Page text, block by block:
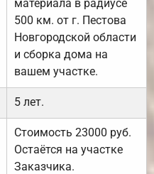
материала в радиусе
500 км. от г. Пестова
Новгородской области
и сборка дома на
вашем участке.
5 лет.
Стоимость 23000 руб.
Остаётся на участке
Заказчика.